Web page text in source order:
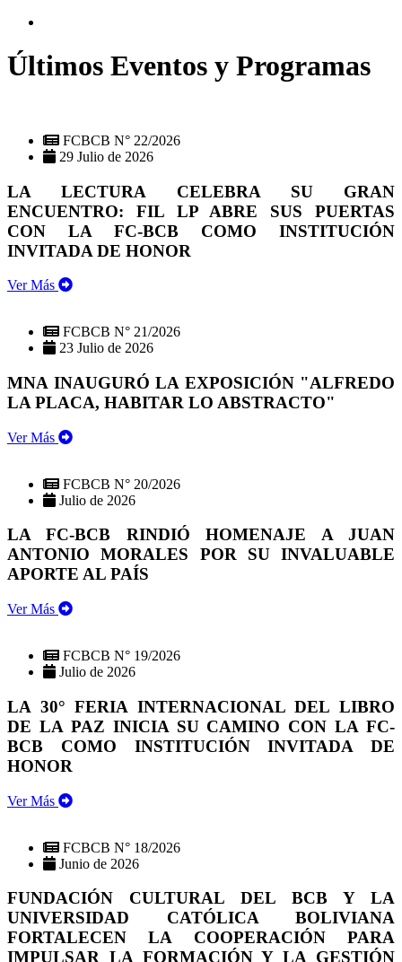
Últimos Eventos y Programas
FCBCB N° 22/2026
29 Julio de 2026
LA LECTURA CELEBRA SU GRAN
ENCUENTRO: FIL LP ABRE SUS PUERTAS
CON LA FC-BCB COMO INSTITUCIÓN
INVITADA DE HONOR
Ver Más
FCBCB N° 21/2026
23 Julio de 2026
MNA INAUGURÓ LA EXPOSICIÓN "ALFREDO
LA PLACA, HABITAR LO ABSTRACTO"
Ver Más
FCBCB N° 20/2026
Julio de 2026
LA FC-BCB RINDIÓ HOMENAJE A JUAN
ANTONIO MORALES POR SU INVALUABLE
APORTE AL PAÍS
Ver Más
FCBCB N° 19/2026
Julio de 2026
LA 30° FERIA INTERNACIONAL DEL LIBRO
DE LA PAZ INICIA SU CAMINO CON LA FC-
BCB COMO INSTITUCIÓN INVITADA DE
HONOR
Ver Más
FCBCB N° 18/2026
Junio de 2026
FUNDACIÓN CULTURAL DEL BCB Y LA
UNIVERSIDAD CATÓLICA BOLIVIANA
FORTALECEN LA COOPERACIÓN PARA
IMPULSAR LA FORMACIÓN Y LA GESTIÓN